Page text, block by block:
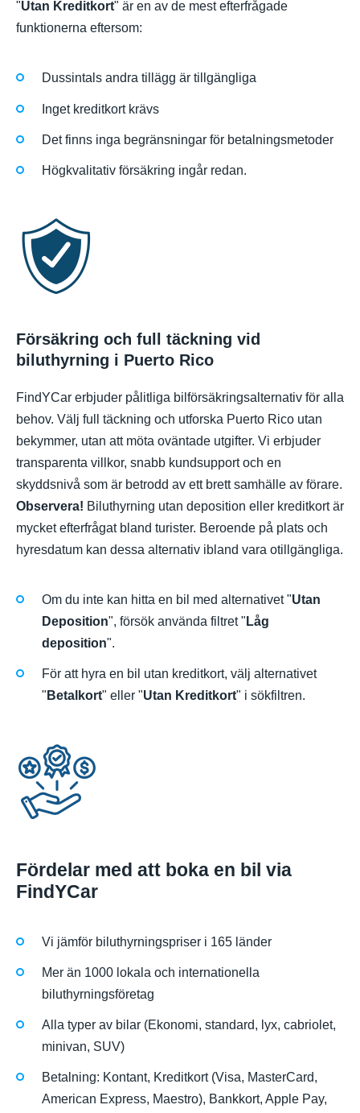
"Utan Kreditkort" är en av de mest efterfrågade
funktionerna eftersom:
Dussintals andra tillägg är tillgängliga
Inget kreditkort krävs
Det finns inga begränsningar för betalningsmetoder
Högkvalitativ försäkring ingår redan.
Försäkring och full täckning vid
biluthyrning i Puerto Rico
FindYCar erbjuder pålitliga bilförsäkringsalternativ för alla
behov. Välj full täckning och utforska Puerto Rico utan
bekymmer, utan att möta oväntade utgifter. Vi erbjuder
transparenta villkor, snabb kundsupport och en
skyddsnivå som är betrodd av ett brett samhälle av förare.
Observera! Biluthyrning utan deposition eller kreditkort är
mycket efterfrågat bland turister. Beroende på plats och
hyresdatum kan dessa alternativ ibland vara otillgängliga.
Om du inte kan hitta en bil med alternativet "Utan
Deposition", försök använda filtret " Låg
deposition".
För att hyra en bil utan kreditkort, välj alternativet
" Betalkort" eller "Utan Kreditkort" i sökfiltren.
Fördelar med att boka en bil via
FindYCar
Vi jämför biluthyrningspriser i 165 länder
Mer än 1000 lokala och internationella
biluthyrningsföretag
Alla typer av bilar (Ekonomi, standard, lyx, cabriolet,
minivan, SUV)
Betalning: Kontant, Kreditkort (Visa, MasterCard,
American Express, Maestro), Bankkort, Apple Pay,